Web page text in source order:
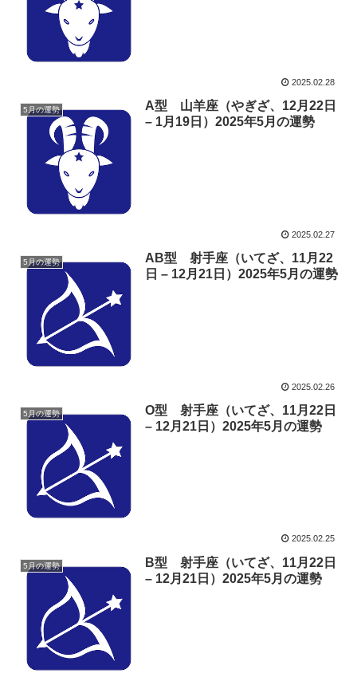
2025.02.28
5月の運勢
A型 山羊座（やぎざ、12月22日
– 1月19日）2025年5月の運勢
2025.02.27
5月の運勢
AB型 射手座（いてざ、11月22
日 – 12月21日）2025年5月の運勢
2025.02.26
5月の運勢
O型 射手座（いてざ、11月22日
– 12月21日）2025年5月の運勢
2025.02.25
5月の運勢
B型 射手座（いてざ、11月22日
– 12月21日）2025年5月の運勢